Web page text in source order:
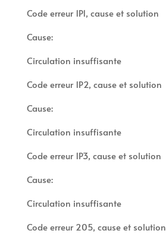
Code erreur 1P1, cause et solution
Cause:
Circulation insuffisante
Code erreur 1P2, cause et solution
Cause:
Circulation insuffisante
Code erreur 1P3, cause et solution
Cause:
Circulation insuffisante
Code erreur 205, cause et solution